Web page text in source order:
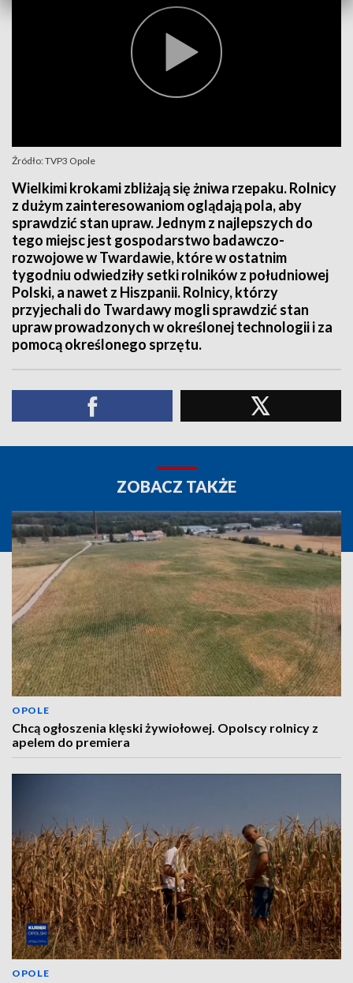
Źródło: TVP3 Opole
Wielkimi krokami zbliżają się żniwa rzepaku. Rolnicy
z dużym zainteresowaniom oglądają pola, aby
sprawdzić stan upraw. Jednym z najlepszych do
tego miejsc jest gospodarstwo badawczo-
rozwojowe w Twardawie, które w ostatnim
tygodniu odwiedziły setki rolników z południowej
Polski, a nawet z Hiszpanii. Rolnicy, którzy
przyjechali do Twardawy mogli sprawdzić stan
upraw prowadzonych w określonej technologii i za
pomocą określonego sprzętu.
ZOBACZ TAKŻE
OPOLE
Chcą ogłoszenia klęski żywiołowej. Opolscy rolnicy z
apelem do premiera
OPOLE